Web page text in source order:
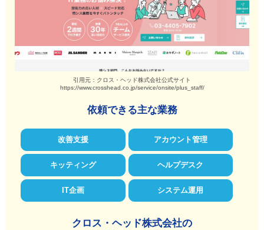
引用元：クロス・ヘッド株式会社公式サイト
https://www.crosshead.co.jp/service/onsite/plus_staff/
依頼できる主な業務
改善支援 アカウント管理
キッティング ヘルプデスク
IT企画 システム運用
クロス・ヘッド株式会社の